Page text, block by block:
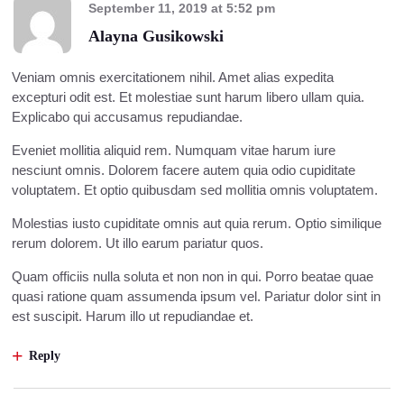
September 11, 2019 at 5:52 pm
Alayna Gusikowski
Veniam omnis exercitationem nihil. Amet alias expedita
excepturi odit est. Et molestiae sunt harum libero ullam quia.
Explicabo qui accusamus repudiandae.
Eveniet mollitia aliquid rem. Numquam vitae harum iure
nesciunt omnis. Dolorem facere autem quia odio cupiditate
voluptatem. Et optio quibusdam sed mollitia omnis voluptatem.
Molestias iusto cupiditate omnis aut quia rerum. Optio similique
rerum dolorem. Ut illo earum pariatur quos.
Quam officiis nulla soluta et non non in qui. Porro beatae quae
quasi ratione quam assumenda ipsum vel. Pariatur dolor sint in
est suscipit. Harum illo ut repudiandae et.
Reply